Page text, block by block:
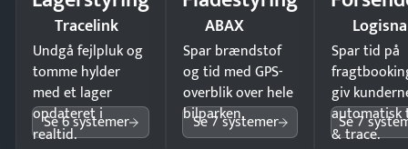
Tracelink
Undgå fejlpluk og
tomme hylder
med et lager
opdateret i
realtid.
Se 6 systemer
ABAX
Spar brændstof
og tid med GPS-
overblik over hele
bilparken.
Se 7 systemer
Spar tid på
giv
automatisk
& trace.
Se 7